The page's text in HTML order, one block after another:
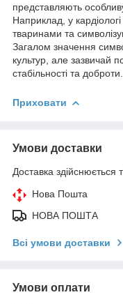
представляють
Наприклад, у
тваринами та
Загалом значення
культур, але зазвичай
стабільності та доброти.
Приховати
Умови доставки
Доставка здійснюється
Нова Пошта
НОВА ПОШТА
Всі умови доставки
Умови оплати